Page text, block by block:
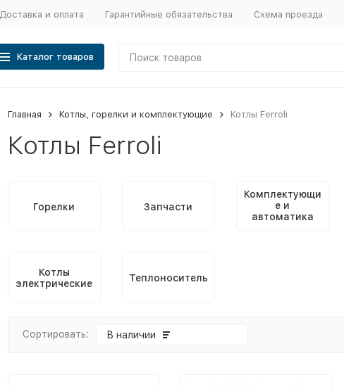
Доставка и оплата Гарантийные обязательства Схема проезда
Каталог товаров
Главная Котлы, горелки и комплектующие Котлы Ferroli
Котлы Ferroli
Горелки Запчасти
Комплектующи
е и
автоматика
Котлы
электрические
Теплоноситель
Сортировать: В наличии